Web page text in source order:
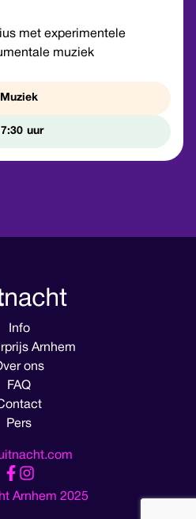
met experimentele
muziek
Muziek
Info
Arnhem
ons
FAQ
Pers
Arnhem 2025